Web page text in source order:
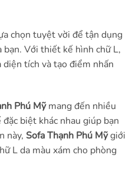
chọn tuyệt vời để tận dụng
bạn. Với thiết kế hình chữ L,
tích và tạo điểm nhấn
Phú Mỹmang đến nhiều
biệt khác nhau giúp bạn
này, Sofa Thạnh Phú Mỹgiới
L da màu xám cho phòng